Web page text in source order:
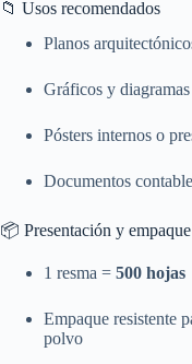
📁 Usos recomendados
Planos
Gráficos y
Pósters internos o
Documentos
📦 Presentación y empaque
1 resma = 500 hojas
Empaque resistente
polvo